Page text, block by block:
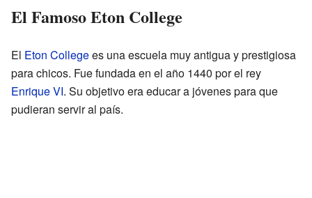
El Famoso Eton College
El Eton Collegees una escuela muy antigua y prestigiosa
para chicos. Fue fundada en el año 1440 por el rey
Enrique VI. Su objetivo era educar a jóvenes para que
pudieran servir al país.